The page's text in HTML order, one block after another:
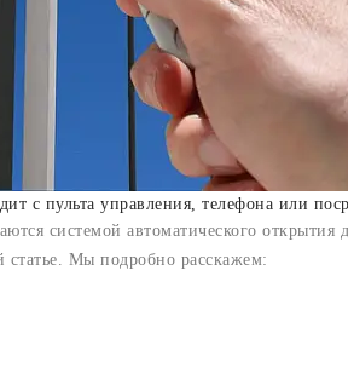
с пульта управления, телефона или
системой автоматического
статье. Мы подробно расскажем: